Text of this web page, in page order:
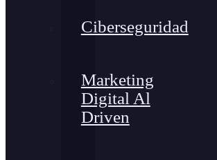
Ciberseguridad
Marketing
Digital Al
Driven